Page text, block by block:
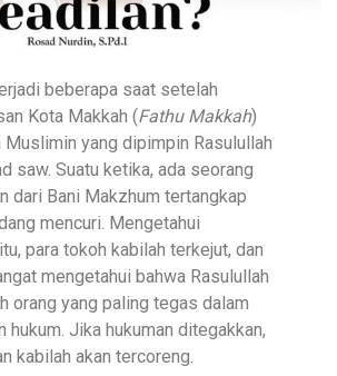
beberapa saat setelah
Kota Makkah (Fathu Makkah)
Muslimin yang dipimpin Rasulullah
saw. Suatu ketika, ada seorang
dari Bani Makzhum tertangkap
mencuri. Mengetahui
para tokoh kabilah terkejut, dan
mengetahui bahwa Rasulullah
orang yang paling tegas dalam
hukum. Jika hukuman ditegakkan,
kabilah akan tercoreng.